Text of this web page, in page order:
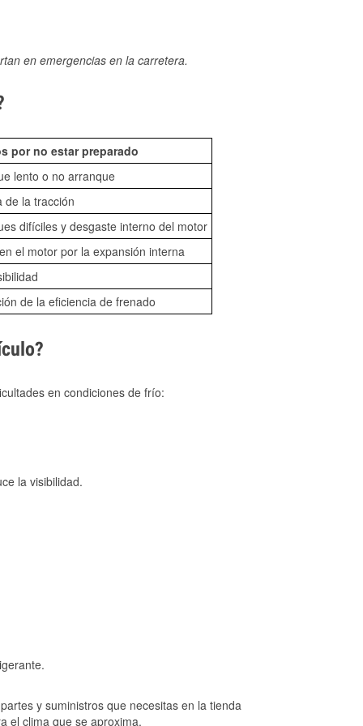
en emergencias en la carretera.
por no estar preparado
lento o no arranque
de la tracción
difíciles y desgaste interno del motor
el motor por la expansión interna
de la eficiencia de frenado
en condiciones de frío:
la visibilidad.
y suministros que necesitas en la tienda
el clima que se aproxima.